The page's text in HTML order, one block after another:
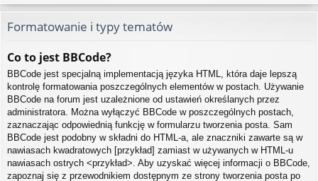
Formatowanie i typy tematów
Co to jest BBCode?
BBCode jest specjalną implementacją języka HTML, która daje lepszą
kontrolę formatowania poszczególnych elementów w postach. Używanie
BBCode na forum jest uzależnione od ustawień określanych przez
administratora. Można wyłączyć BBCode w poszczególnych postach,
zaznaczając odpowiednią funkcję w formularzu tworzenia posta. Sam
BBCode jest podobny w składni do HTML-a, ale znaczniki zawarte są w
nawiasach kwadratowych [przykład] zamiast w używanych w HTML-u
nawiasach ostrych <przykład>. Aby uzyskać więcej informacji o BBCode,
zapoznaj się z przewodnikiem dostępnym ze strony tworzenia posta po